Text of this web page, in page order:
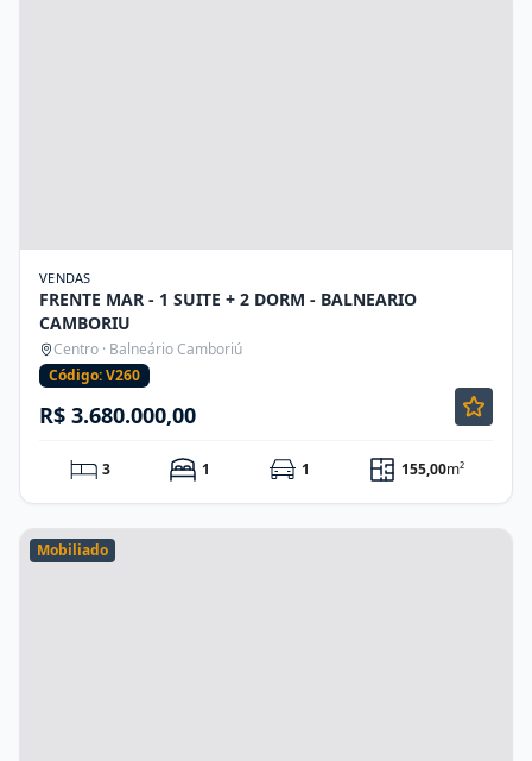
VENDAS
FRENTE MAR - 1 SUITE + 2 DORM - BALNEARIO
CAMBORIU
Centro · Balneário Camboriú
Código: V260
R$ 3.680.000,00
3 1 1 155,00m²
Mobiliado